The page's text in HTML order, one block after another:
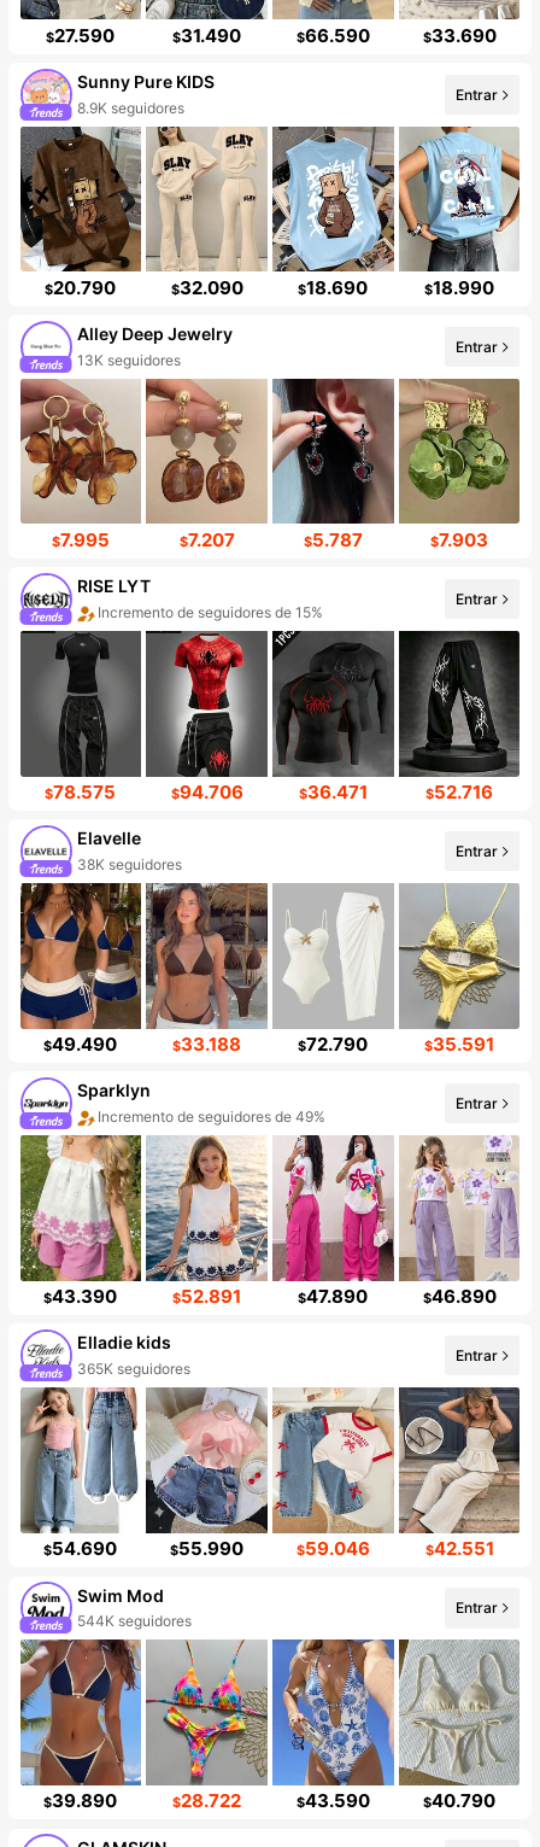
$27.590 $31.490 $66.590 $33.690
Sunny Pure KIDS
8.9K seguidores
Entrar
$20.790 $32.090 $18.690 $18.990
Alley Deep Jewelry
13K seguidores
Entrar
$7.995 $7.207 $5.787 $7.903
RISE LYT
Incremento de seguidores de 15%
Entrar
$78.575 $94.706 $36.471 $52.716
Elavelle
38K seguidores
Entrar
$49.490 $33.188 $72.790 $35.591
Sparklyn
Incremento de seguidores de 49%
Entrar
$43.390 $52.891 $47.890 $46.890
Elladie kids
365K seguidores
Entrar
$54.690 $55.990 $59.046 $42.551
Swim Mod
544K seguidores
Entrar
$39.890 $28.722 $43.590 $40.790